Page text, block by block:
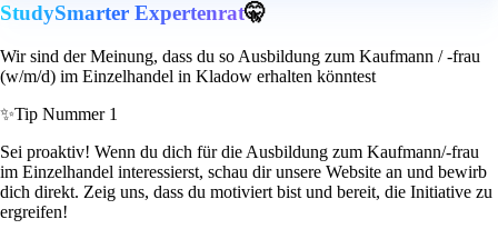
StudySmarter Expertenrat🤫
Wir sind der Meinung, dass du so Ausbildung zum Kaufmann / -frau
(w/m/d) im Einzelhandel in Kladow erhalten könntest
✨Tip Nummer 1
Sei proaktiv! Wenn du dich für die Ausbildung zum Kaufmann/-frau
im Einzelhandel interessierst, schau dir unsere Website an und bewirb
dich direkt. Zeig uns, dass du motiviert bist und bereit, die Initiative zu
ergreifen!